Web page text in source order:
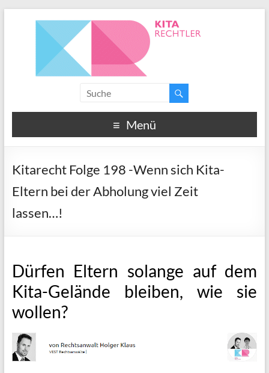
Menü
Kitarecht Folge 198 -Wenn sich Kita-
Eltern bei der Abholung viel Zeit
lassen…!
Dürfen Eltern solange auf dem
Kita-Gelände bleiben, wie sie
wollen?